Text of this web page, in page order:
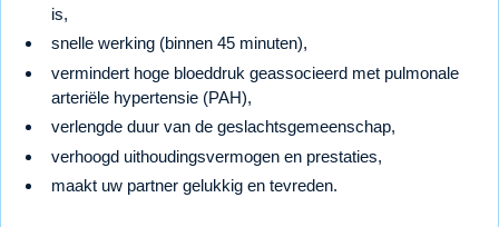
is,
snelle werking (binnen 45 minuten),
vermindert hoge bloeddruk geassocieerd met pulmonale
arteriële hypertensie (PAH),
verlengde duur van de geslachtsgemeenschap,
verhoogd uithoudingsvermogen en prestaties,
maakt uw partner gelukkig en tevreden.